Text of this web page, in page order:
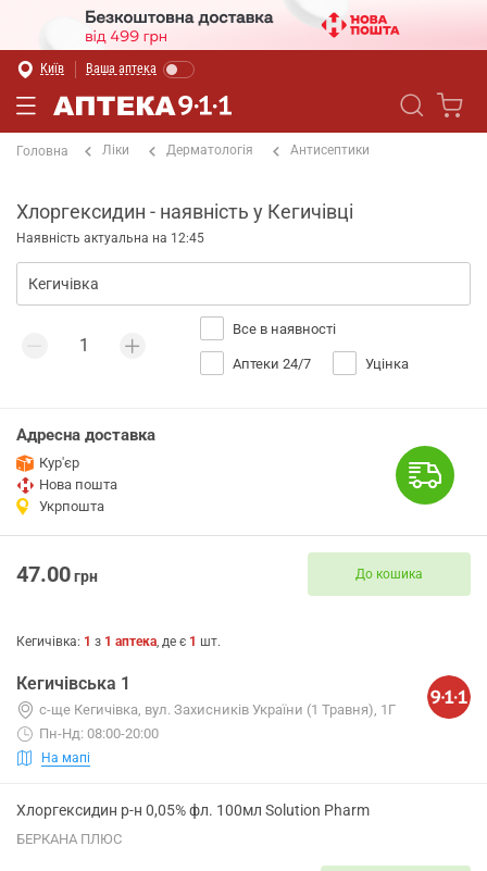
Київ Ваша аптека
Головна Ліки Дерматологія Антисептики
Хлоргексидин - наявність у Кегичівці
Наявність актуальна на 12:45
Все в наявності
Аптеки 24/7 Уцінка
Адресна доставка
Кур'єр
Нова пошта
Укрпошта
47.00грн До кошика
Кегичівка: 1 з 1 аптека, де є 1 шт.
Кегичівська 1
с-ще Кегичівка, вул. Захисників України (1 Травня), 1Г
Пн-Нд: 08:00-20:00
На мапі
Хлоргексидин р-н 0,05% фл. 100мл Solution Pharm
БЕРКАНА ПЛЮС